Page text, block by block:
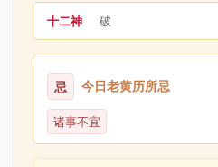
十二神 破
忌 今日老黄历所忌
诸事不宜